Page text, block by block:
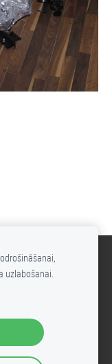
veikalu izstrādes
uzlabošanai.